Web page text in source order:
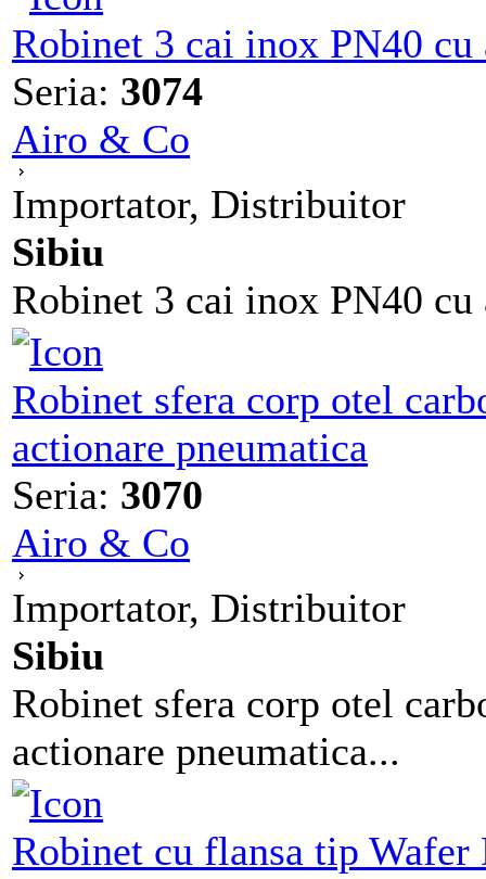
Robinet 3 cai inox PN40 cu
Seria: 3074
Airo & Co
Importator, Distribuitor
Sibiu
Robinet 3 cai inox PN40
Robinet sfera corp otel
actionare pneumatica
Seria: 3070
Airo & Co
Importator, Distribuitor
Sibiu
Robinet sfera corp otel
actionare pneumatica...
Robinet cu flansa tip